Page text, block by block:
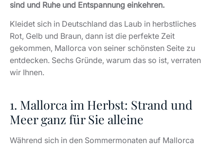
sind und Ruhe und Entspannung einkehren.
Kleidet sich in Deutschland das Laub in herbstliches
Rot, Gelb und Braun, dann ist die perfekte Zeit
gekommen, Mallorca von seiner schönsten Seite zu
entdecken. Sechs Gründe, warum das so ist, verraten
wir Ihnen.
1. Mallorca im Herbst: Strand und
Meer ganz für Sie alleine
Während sich in den Sommermonaten auf Mallorca